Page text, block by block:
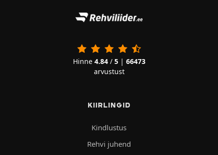
Hinne 4.84/ 5| 66473
arvustust
KIIRLINGID
Kindlustus
Rehvi juhend